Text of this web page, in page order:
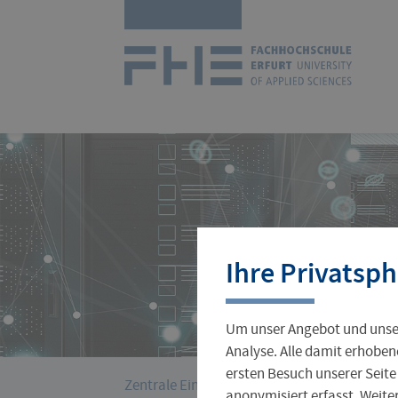
Studienangebot
Studienorganisation
Forschungsprofil
Wissenschaftlicher Nachwuchs
International Office
Incoming
Stellenangebote
Jobs für Studierende
Gründungsservice
Aktuelles
Hochschulleitung
Verwaltung
Sie
Zentrale Einrichtungen ›
Ihre
Um unser Angebot und
Analyse. Alle damit
ersten Besuch unserer